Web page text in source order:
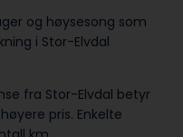
og høysesong som
i Stor-Elvdal
fra Stor-Elvdal betyr
pris. Enkelte